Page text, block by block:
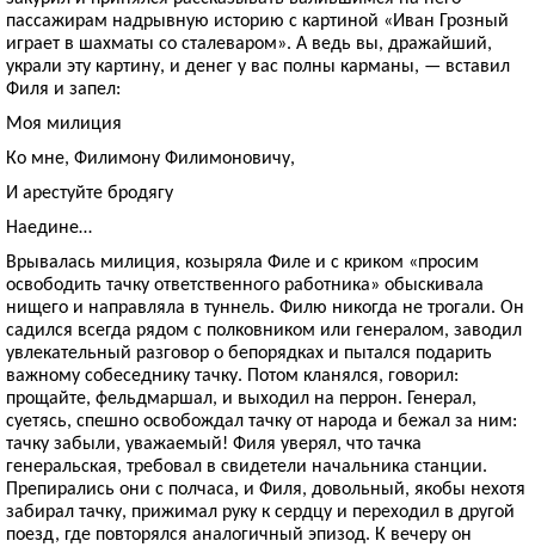
пассажирам надрывную историю с картиной «Иван Грозный
играет в шахматы со сталеваром». А ведь вы, дражайший,
украли эту картину, и денег у вас полны карманы, — вставил
Филя и запел:
Моя милиция
Ко мне, Филимону Филимоновичу,
И арестуйте бродягу
Наедине…
Врывалась милиция, козыряла Филе и с криком «просим
освободить тачку ответственного работника» обыскивала
нищего и направляла в туннель. Филю никогда не трогали. Он
садился всегда рядом с полковником или генералом, заводил
увлекательный разговор о бепорядках и пытался подарить
важному собеседнику тачку. Потом кланялся, говорил:
прощайте, фельдмаршал, и выходил на перрон. Генерал,
суетясь, спешно освобождал тачку от народа и бежал за ним:
тачку забыли, уважаемый! Филя уверял, что тачка
генеральская, требовал в свидетели начальника станции.
Препирались они с полчаса, и Филя, довольный, якобы нехотя
забирал тачку, прижимал руку к сердцу и переходил в другой
поезд, где повторялся аналогичный эпизод. К вечеру он